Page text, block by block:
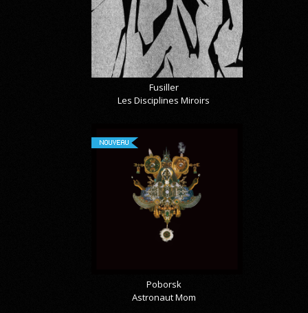
Fusiller
Les Disciplines Miroirs
NOUVEAU
Poborsk
Astronaut Mom